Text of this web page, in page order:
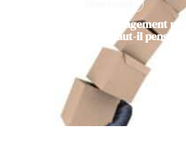
Préparer son déménagement pour
Colmart : à quoi faut-il penser ?